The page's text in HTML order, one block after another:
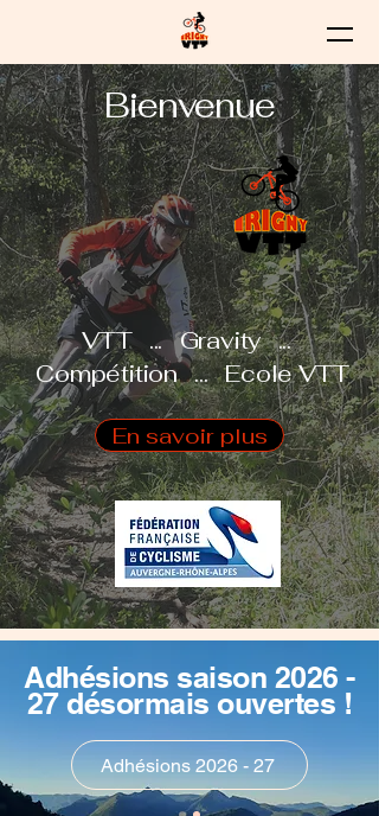
Bienvenue
VTT ... Gravity ...
Compétition ... Ecole VTT
En savoir plus
Adhésions saison 2026 -
27 désormais ouvertes !
Adhésions 2026 - 27